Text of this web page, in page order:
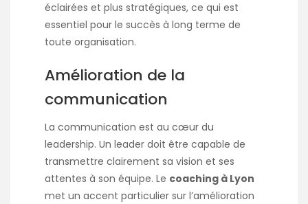
éclairées et plus stratégiques, ce qui est
essentiel pour le succès à long terme de
toute organisation.
Amélioration de la
communication
La communication est au cœur du
leadership. Un leader doit être capable de
transmettre clairement sa vision et ses
attentes à son équipe. Le coaching à Lyon
met un accent particulier sur l’amélioration